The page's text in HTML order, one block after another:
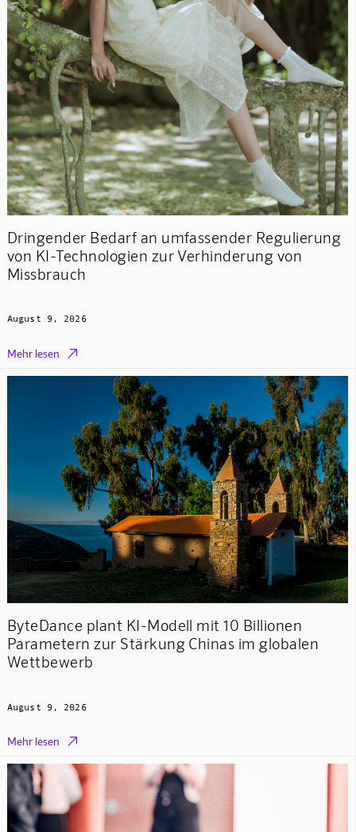
Dringender Bedarf an umfassender Regulierung
von KI-Technologien zur Verhinderung von
Missbrauch
August 9, 2026
Mehr lesen 
ByteDance plant KI-Modell mit 10 Billionen
Parametern zur Stärkung Chinas im globalen
Wettbewerb
August 9, 2026
Mehr lesen 